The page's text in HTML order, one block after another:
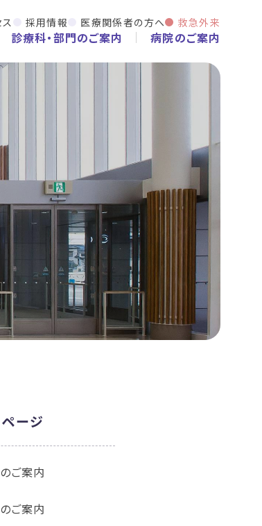
採用情報 医療関係者の方へ 救急外来
診療科・部門のご案内 病院のご案内
ージ
ご案内
ご案内